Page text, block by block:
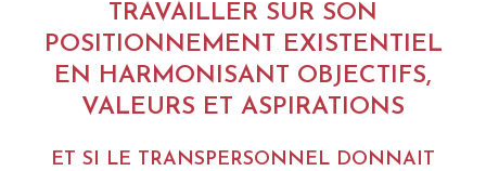
TRAVAILLER SUR SON
POSITIONNEMENT EXISTENTIEL
EN HARMONISANT OBJECTIFS,
VALEURS ET ASPIRATIONS
ET SI LE TRANSPERSONNEL DONNAIT